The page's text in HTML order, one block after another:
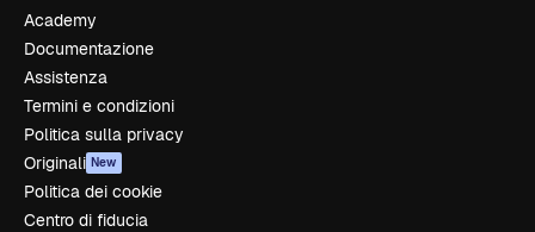
Academy
Documentazione
Assistenza
Termini e condizioni
Politica sulla privacy
Originali New
Politica dei cookie
Centro di fiducia